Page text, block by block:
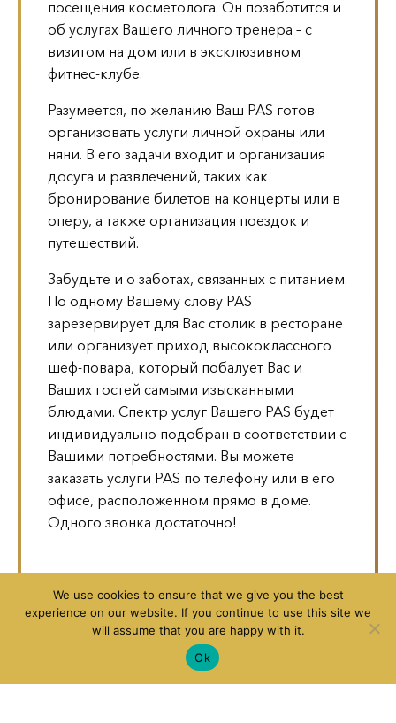
посещения косметолога. Он позаботится и
об услугах Вашего личного тренера – с
визитом на дом или в эксклюзивном
фитнес-клубе.
Разумеется, по желанию Ваш PAS готов
организовать услуги личной охраны или
няни. В его задачи входит и организация
досуга и развлечений, таких как
бронирование билетов на концерты или в
оперу, а также организация поездок и
путешествий.
Забудьте и о заботах, связанных с питанием.
По одному Вашему слову PAS
зарезервирует для Вас столик в ресторане
или организует приход высококлассного
шеф-повара, который побалует Вас и
Ваших гостей самыми изысканными
блюдами. Спектр услуг Вашего PAS будет
индивидуально подобран в соответствии с
Вашими потребностями. Вы можете
заказать услуги PAS по телефону или в его
офисе, расположенном прямо в доме.
Одного звонка достаточно!
We use cookies to ensure that we give you the best
experience on our website. If you continue to use this site we
will assume that you are happy with it.
Ok